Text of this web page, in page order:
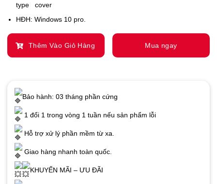
type cover
HĐH: Windows 10 pro.
Thêm Vào Giỏ Hàng Mua ngay
Bảo hành: 03 tháng phần cứng
1 đổi 1 trong vòng 1 tuần nếu sản phẩm lỗi
Hỗ trợ xử lý phần mềm từ xa.
Giao hàng nhanh toàn quốc.
KHUYẾN MÃI – ƯU ĐÃI